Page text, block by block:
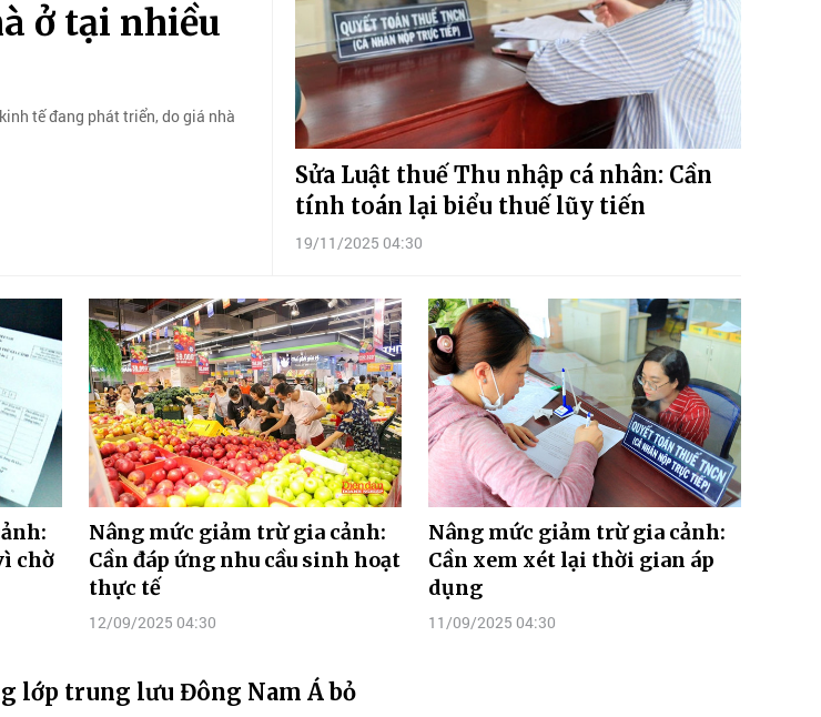
ở tại nhiều
tế đang phát triển, do giá nhà
Sửa Luật thuế Thu nhập cá nhân: Cần
tính toán lại biểu thuế lũy tiến
19/11/2025 04:30
chờ
Nâng mức giảm trừ gia cảnh:
Cần đáp ứng nhu cầu sinh hoạt
thực tế
12/09/2025 04:30
Nâng mức giảm trừ gia cảnh:
Cần xem xét lại thời gian áp
dụng
11/09/2025 04:30
lớp trung lưu Đông Nam Á bỏ